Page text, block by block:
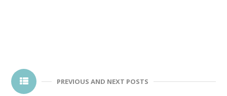
PREVIOUS AND NEXT POSTS